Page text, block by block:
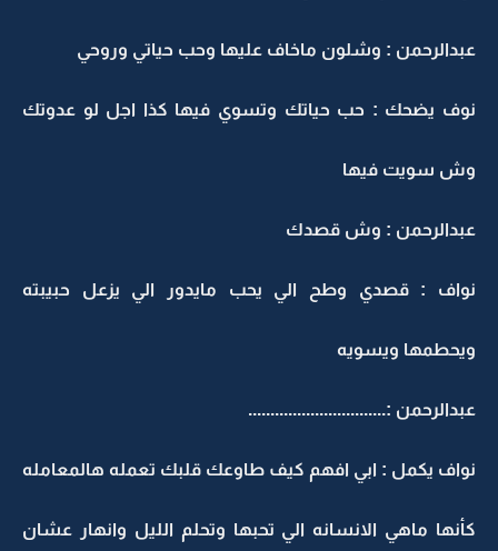
عبدالرحمن : وشلون ماخاف عليها وحب حياتي وروحي
نوف يضحك : حب حياتك وتسوي فيها كذا اجل لو عدوتك
وش سويت فيها
عبدالرحمن : وش قصدك
نواف : قصدي وطح الي يحب مايدور الي يزعل حبيبته
ويحطمها ويسويه
عبدالرحمن :...............................
نواف يكمل : ابي افهم كيف طاوعك قلبك تعمله هالمعامله
كأنها ماهي الانسانه الي تحبها وتحلم الليل وانهار عشان